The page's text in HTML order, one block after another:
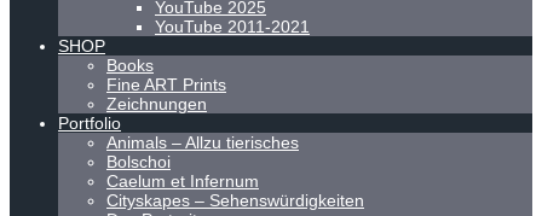
YouTube 2025
YouTube 2011-2021
SHOP
Books
Fine ART Prints
Zeichnungen
Portfolio
Animals – Allzu tierisches
Bolschoi
Caelum et Infernum
Cityskapes – Sehenswürdigkeiten